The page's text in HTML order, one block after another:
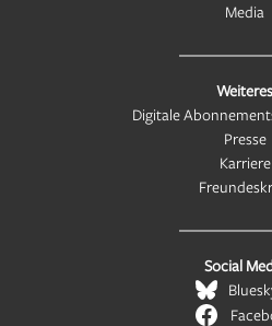
Media
Weiteres
Digitale
Presse
Karriere
Social